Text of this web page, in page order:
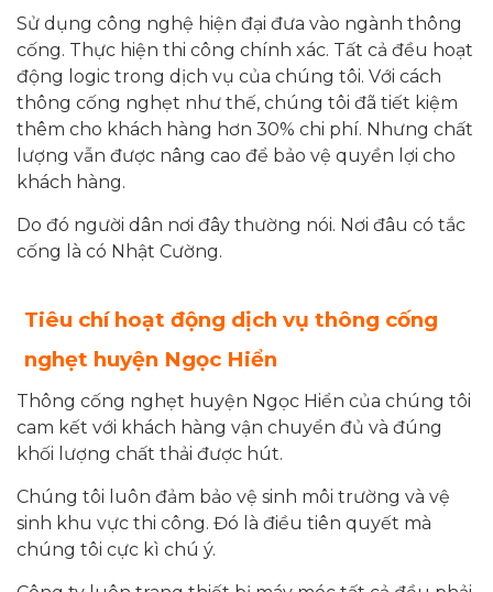
Sử dụng công nghệ hiện đại đưa vào ngành thông
cống. Thực hiện thi công chính xác. Tất cả đều hoạt
động logic trong dịch vụ của chúng tôi. Với cách
thông cống nghẹt như thế, chúng tôi đã tiết kiệm
thêm cho khách hàng hơn 30% chi phí. Nhưng chất
lượng vẫn được nâng cao để bảo vệ quyền lợi cho
khách hàng.
Do đó người dân nơi đây thường nói. Nơi đâu có tắc
cống là có Nhật Cường.
Tiêu chí hoạt động dịch vụ thông cống
nghẹt huyện Ngọc Hiển
Thông cống nghẹt huyện Ngọc Hiển của chúng tôi
cam kết với khách hàng vận chuyển đủ và đúng
khối lượng chất thải được hút.
Chúng tôi luôn đảm bảo vệ sinh môi trường và vệ
sinh khu vực thi công. Đó là điều tiên quyết mà
chúng tôi cực kì chú ý.